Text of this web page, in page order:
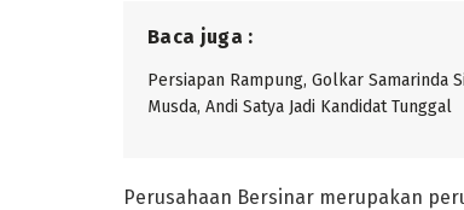
Baca juga :
Persiapan Rampung, Golkar Samarinda
Musda, Andi Satya Jadi Kandidat Tunggal
Perusahaan Bersinar merupakan